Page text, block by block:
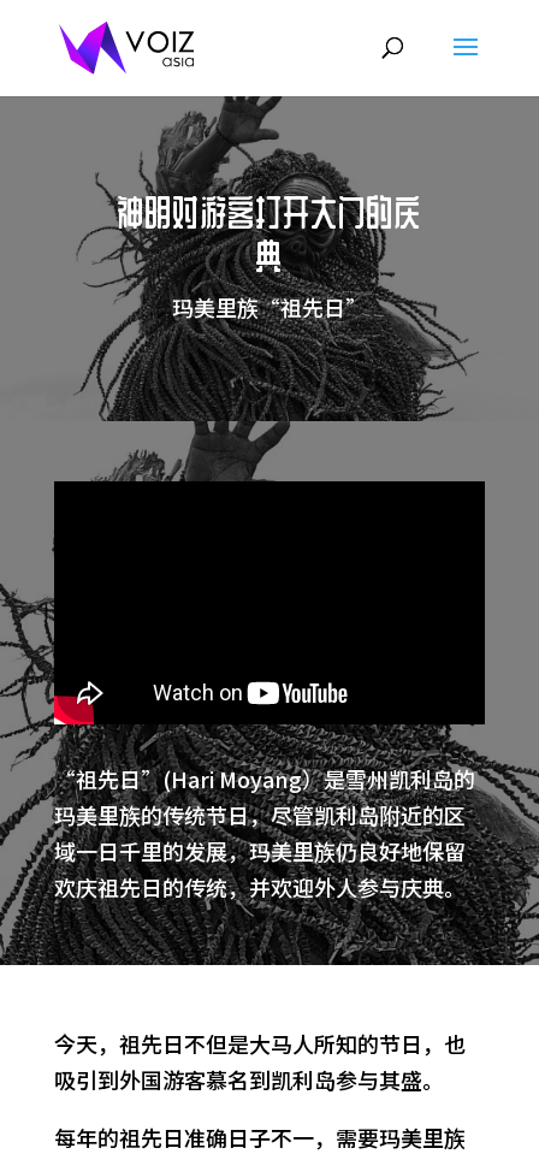
神明对游客打开大门的庆
典
玛美里族“祖先日”
“祖先日”(Hari Moyang）是雪州凯利岛的
玛美里族的传统节日，尽管凯利岛附近的区
域一日千里的发展，玛美里族仍良好地保留
欢庆祖先日的传统，并欢迎外人参与庆典。
今天，祖先日不但是大马人所知的节日，也
吸引到外国游客慕名到凯利岛参与其盛。
每年的祖先日准确日子不一，需要玛美里族